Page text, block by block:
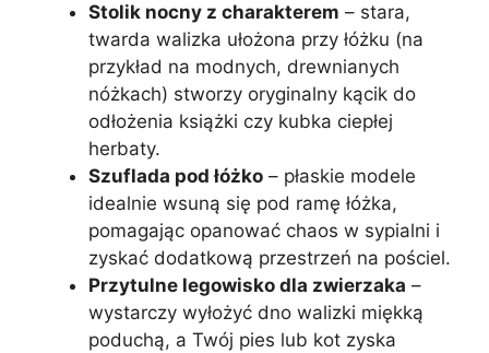
Stolik nocny z charakterem – stara,
twarda walizka ułożona przy łóżku (na
przykład na modnych, drewnianych
nóżkach) stworzy oryginalny kącik do
odłożenia książki czy kubka ciepłej
herbaty.
Szuflada pod łóżko – płaskie modele
idealnie wsuną się pod ramę łóżka,
pomagając opanować chaos w sypialni i
zyskać dodatkową przestrzeń na pościel.
Przytulne legowisko dla zwierzaka –
wystarczy wyłożyć dno walizki miękką
poduchą, a Twój pies lub kot zyska